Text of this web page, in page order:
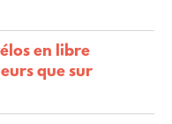
en libre
que sur